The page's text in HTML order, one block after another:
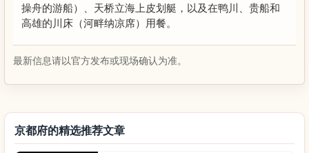
操舟的游船）、天桥立海上皮划艇，以及在鸭川、贵船和
高雄的川床（河畔纳凉席）用餐。
最新信息请以官方发布或现场确认为准。
京都府的精选推荐文章